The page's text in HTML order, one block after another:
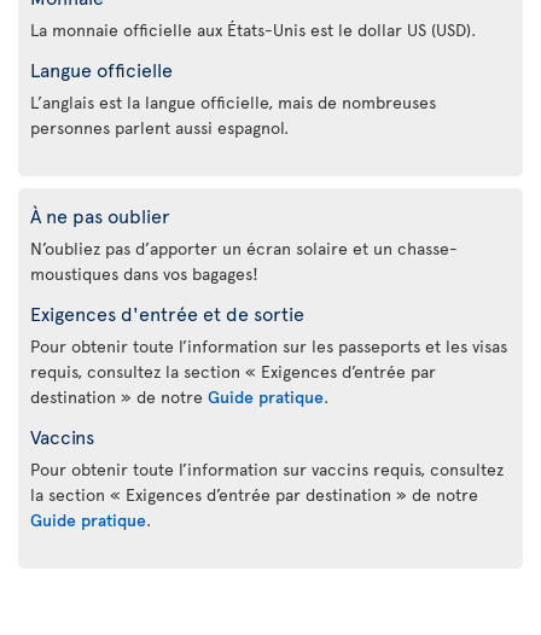
La monnaie officielle aux États-Unis est le dollar US (USD).
Langue officielle
L’anglais est la langue officielle, mais de nombreuses
personnes parlent aussi espagnol.
À ne pas oublier
N’oubliez pas d’apporter un écran solaire et un chasse-
moustiques dans vos bagages!
Exigences d'entrée et de sortie
Pour obtenir toute l’information sur les passeports et les visas
requis, consultez la section « Exigences d’entrée par
destination » de notre Guide pratique.
Vaccins
Pour obtenir toute l’information sur vaccins requis, consultez
la section « Exigences d’entrée par destination » de notre
Guide pratique.